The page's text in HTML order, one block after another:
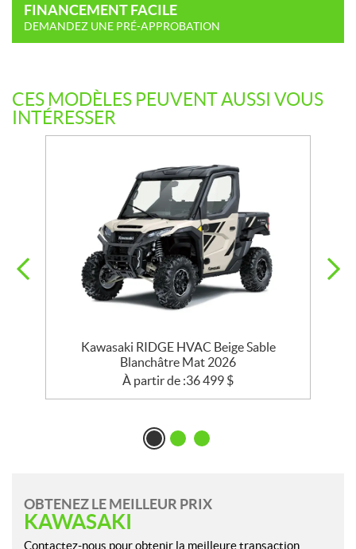
FINANCEMENT FACILE
DEMANDEZ UNE PRÉ-APPROBATION
CES MODÈLES PEUVENT AUSSI VOUS
INTÉRESSER
Kawasaki RIDGE HVAC Beige Sable
Blanchâtre Mat 2026
À partir de :36 499 $
OBTENEZ LE MEILLEUR PRIX
KAWASAKI
Contactez-nous pour obtenir la meilleure transaction.